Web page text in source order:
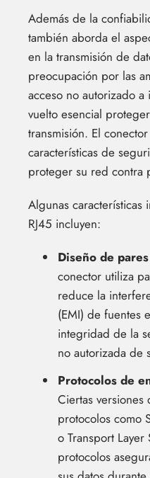
Además de la
también aborda el
en la transmisión de
preocupación por las
acceso no autorizado
vuelto esencial
transmisión. El
características de
proteger su red contra
Algunas características
RJ45 incluyen:
Diseño de
conector utiliza
reduce la
(EMI) de fuentes
integridad de la
no autorizada de
Protocolos de
Ciertas versiones
protocolos como
o Transport Layer
protocolos